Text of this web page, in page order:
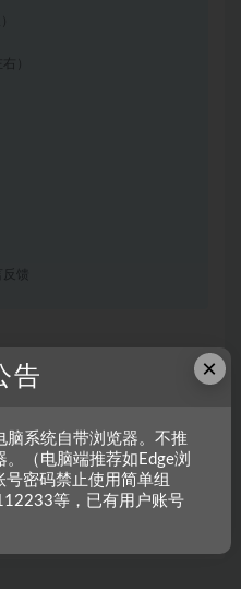
）
馈
或标注，均为本站原创发
app、书籍等各类媒体平台。
×
告
脑系统自带浏览器。不推
（电脑端推荐如Edge浏
密码禁止使用简单组
等，已有用户账号